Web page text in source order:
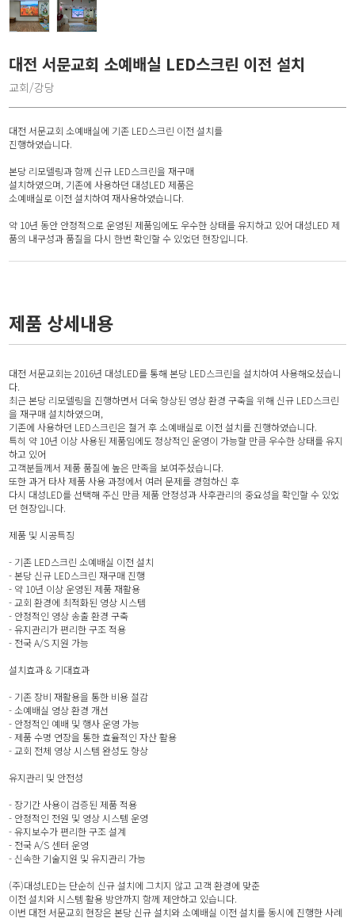
대전 서문교회 소예배실 LED스크린 이전 설치
교회/강당
대전 서문교회 소예배실에 기존 LED스크린 이전 설치를
진행하였습니다.
본당 리모델링과 함께 신규 LED스크린을 재구매
설치하였으며, 기존에 사용하던 대성LED 제품은
소예배실로 이전 설치하여 재사용하였습니다.
약 10년 동안 안정적으로 운영된 제품임에도 우수한 상태를 유지하고 있어 대성LED 제
품의 내구성과 품질을 다시 한번 확인할 수 있었던 현장입니다.
제품 상세내용
대전 서문교회는 2016년 대성LED를 통해 본당 LED스크린을 설치하여 사용해오셨습니
다.
최근 본당 리모델링을 진행하면서 더욱 향상된 영상 환경 구축을 위해 신규 LED스크린
을 재구매 설치하였으며,
기존에 사용하던 LED스크린은 철거 후 소예배실로 이전 설치를 진행하였습니다.
특히 약 10년 이상 사용된 제품임에도 정상적인 운영이 가능할 만큼 우수한 상태를 유지
하고 있어
고객분들께서 제품 품질에 높은 만족을 보여주셨습니다.
또한 과거 타사 제품 사용 과정에서 여러 문제를 경험하신 후
다시 대성LED를 선택해 주신 만큼 제품 안정성과 사후관리의 중요성을 확인할 수 있었
던 현장입니다.
제품 및 시공특징
- 기존 LED스크린 소예배실 이전 설치
- 본당 신규 LED스크린 재구매 진행
- 약 10년 이상 운영된 제품 재활용
- 교회 환경에 최적화된 영상 시스템
- 안정적인 영상 송출 환경 구축
- 유지관리가 편리한 구조 적용
- 전국 A/S 지원 가능
설치효과 & 기대효과
- 기존 장비 재활용을 통한 비용 절감
- 소예배실 영상 환경 개선
- 안정적인 예배 및 행사 운영 가능
- 제품 수명 연장을 통한 효율적인 자산 활용
- 교회 전체 영상 시스템 완성도 향상
유지관리 및 안전성
- 장기간 사용이 검증된 제품 적용
- 안정적인 전원 및 영상 시스템 운영
- 유지보수가 편리한 구조 설계
- 전국 A/S 센터 운영
- 신속한 기술지원 및 유지관리 가능
(주)대성LED는 단순히 신규 설치에 그치지 않고 고객 환경에 맞춘
이전 설치와 시스템 활용 방안까지 함께 제안하고 있습니다.
이번 대전 서문교회 현장은 본당 신규 설치와 소예배실 이전 설치를 동시에 진행한 사례